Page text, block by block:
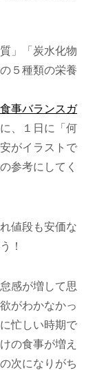
」「炭水化物
５種類の栄養
食事バランスガ
、１日に「何
がイラストで
参考にしてく
値段も安価な
！
感が増して思
がわかなかっ
忙しい時期で
の食事が増え
次になりがち